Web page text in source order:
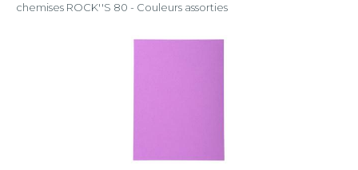
chemises ROCK''S 80 - Couleurs assorties